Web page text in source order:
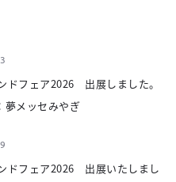
フェア2026 出展しました。
メッセみやぎ
ドフェア2026 出展いたしまし